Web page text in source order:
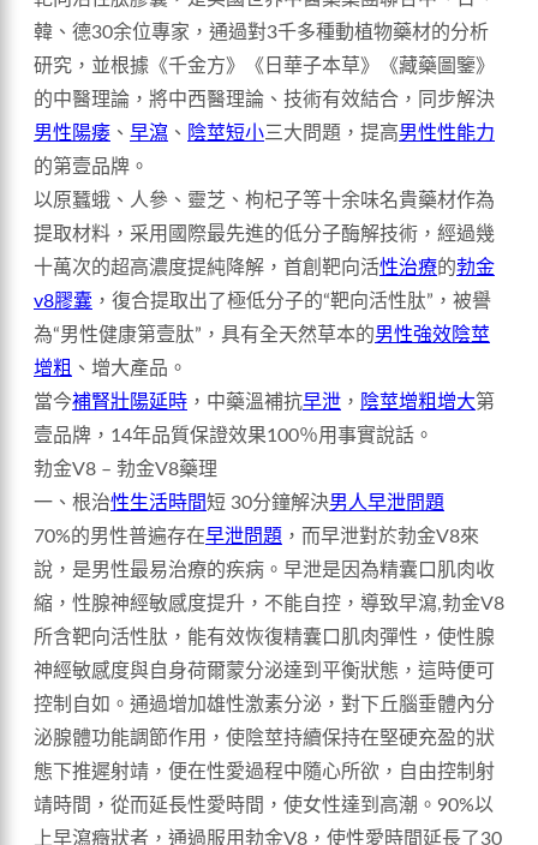
韓、德30余位專家，通過對3千多種動植物藥材的分析
研究，並根據《千金方》《日華子本草》《藏藥圖鑒》
的中醫理論，將中西醫理論、技術有效結合，同步解決
男性陽痿 、 早瀉 、 陰莖短小三大問題，提高男性性能力
的第壹品牌。
以原蠶蛾、人參、靈芝、枸杞子等十余味名貴藥材作為
提取材料，采用國際最先進的低分子酶解技術，經過幾
十萬次的超高濃度提純降解，首創靶向活性治療的勃金
v8膠囊 ，復合提取出了極低分子的“靶向活性肽”，被譽
為“男性健康第壹肽”，具有全天然草本的男性強效陰莖
增粗 、增大產品。
當今補腎壯陽延時 ，中藥溫補抗早泄 ， 陰莖增粗增大第
壹品牌，14年品質保證效果100％用事實說話。
勃金V8 – 勃金V8藥理
一、根治性生活時間短 30分鐘解決男人早泄問題
70%的男性普遍存在早泄問題 ，而早泄對於勃金V8來
說，是男性最易治療的疾病。早泄是因為精囊口肌肉收
縮，性腺神經敏感度提升，不能自控，導致早瀉,勃金V8
所含靶向活性肽，能有效恢復精囊口肌肉彈性，使性腺
神經敏感度與自身荷爾蒙分泌達到平衡狀態，這時便可
控制自如。通過增加雄性激素分泌，對下丘腦垂體內分
泌腺體功能調節作用，使陰莖持續保持在堅硬充盈的狀
態下推遲射靖，便在性愛過程中隨心所欲，自由控制射
靖時間，從而延長性愛時間，使女性達到高潮。90%以
上早瀉癥狀者，通過服用勃金V8，使性愛時間延長了30